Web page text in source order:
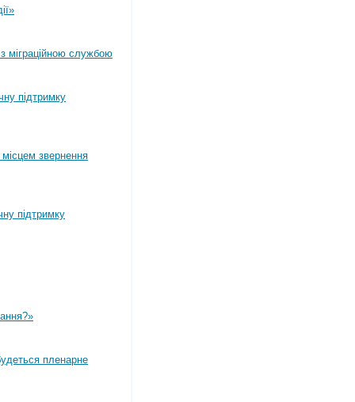
міграційною службою
підтримку
звернення
підтримку
пленарне